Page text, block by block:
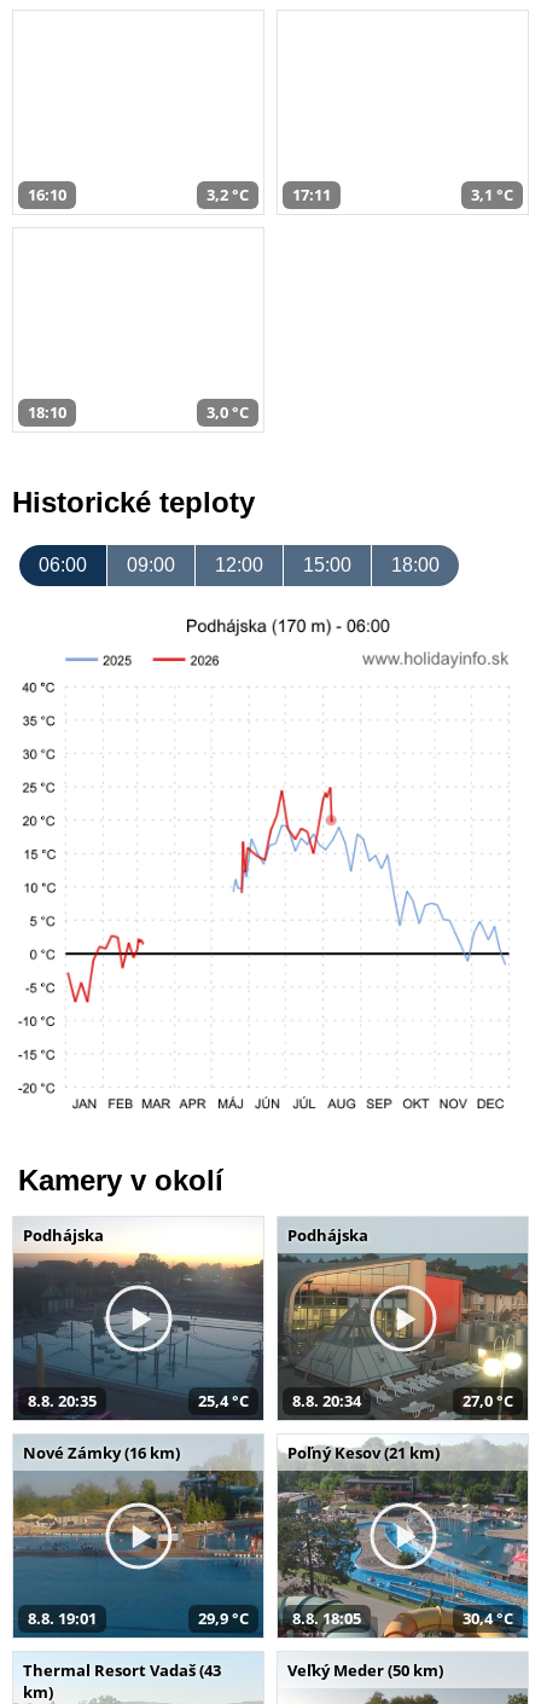
16:10 3,2 °C 17:11 3,1 °C
18:10 3,0 °C
Historické teploty
06:00 09:00 12:00 15:00 18:00
Kamery v okolí
Podhájska
8.8. 20:35 25,4 °C
Podhájska
8.8. 20:34 27,0 °C
Nové Zámky (16 km)
8.8. 19:01 29,9 °C
Poľný Kesov (21 km)
8.8. 18:05 30,4 °C
Thermal Resort Vadaš (43
km)
Veľký Meder (50 km)